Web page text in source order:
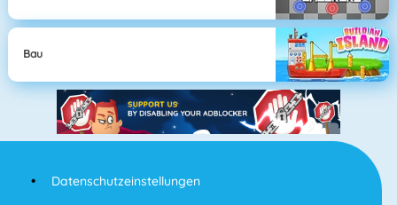
Bau
Datenschutzeinstellungen